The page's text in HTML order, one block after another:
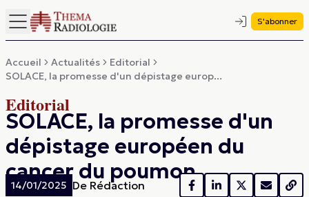
S'abonner
Accueil Actualités
Editorial
SOLACE, la promesse d'un dépistage europ...
Editorial
SOLACE, la promesse d'un
dépistage européen du
cancer du poumon
14/01/2025 De Rédaction